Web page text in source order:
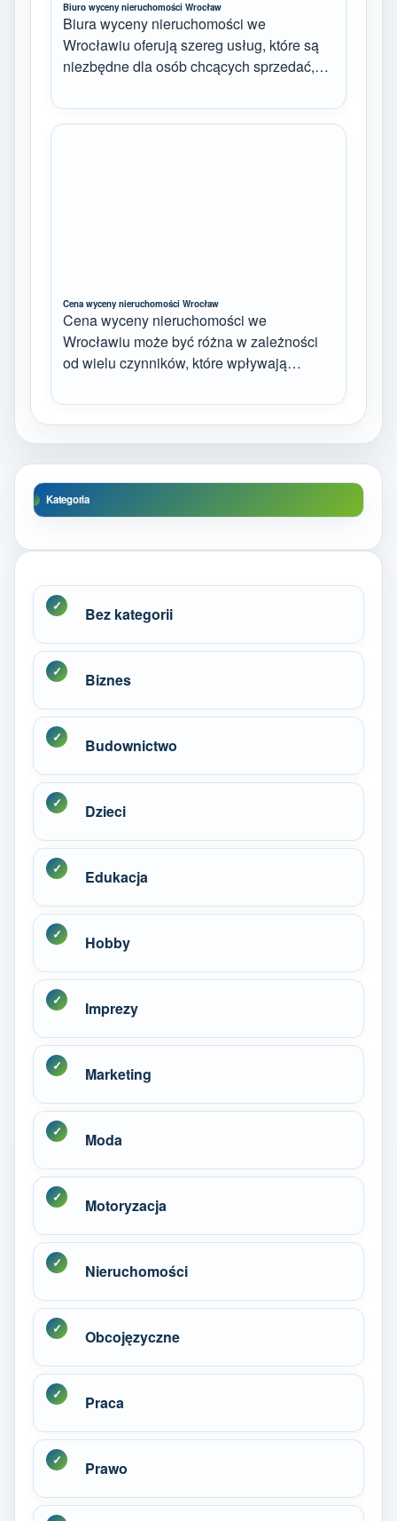
Biuro wyceny nieruchomości Wrocław
Biura wyceny nieruchomości we
Wrocławiu oferują szereg usług, które są
niezbędne dla osób chcących sprzedać,…
Cena wyceny nieruchomości Wrocław
Cena wyceny nieruchomości we
Wrocławiu może być różna w zależności
od wielu czynników, które wpływają…
Kategoria
Bez kategorii
Biznes
Budownictwo
Dzieci
Edukacja
Hobby
Imprezy
Marketing
Moda
Motoryzacja
Nieruchomości
Obcojęzyczne
Praca
Prawo